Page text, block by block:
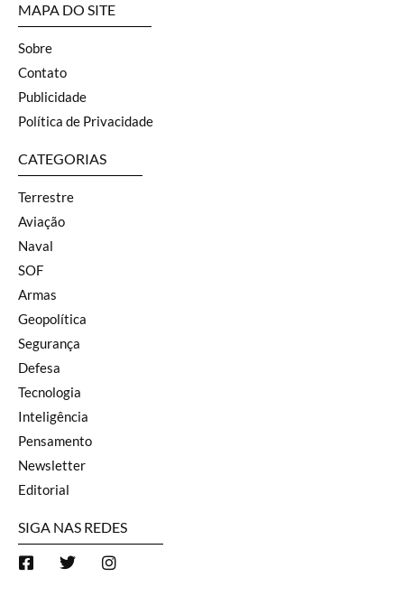
MAPA DO SITE
Sobre
Contato
Publicidade
Política de Privacidade
CATEGORIAS
Terrestre
Aviação
Naval
SOF
Armas
Geopolítica
Segurança
Defesa
Tecnologia
Inteligência
Pensamento
Newsletter
Editorial
SIGA NAS REDES